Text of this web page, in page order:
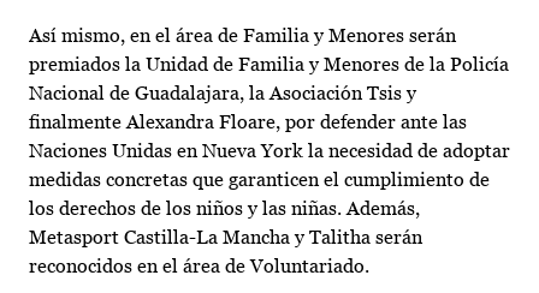
Así mismo, en el área de Familia y Menores serán
premiados la Unidad de Familia y Menores de la Policía
Nacional de Guadalajara, la Asociación Tsis y
finalmente Alexandra Floare, por defender ante las
Naciones Unidas en Nueva York la necesidad de adoptar
medidas concretas que garanticen el cumplimiento de
los derechos de los niños y las niñas. Además,
Metasport Castilla-La Mancha y Talitha serán
reconocidos en el área de Voluntariado.